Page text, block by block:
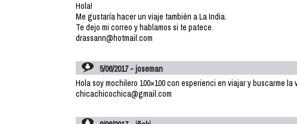
Hola!
Me gustaría hacer un viaje también a La India.
Te dejo mi correo y hablamos si te patece.
drassann@hotmail.com
5/06/2017 - joseman
Hola soy mochilero 100×100 con esperienci en viajar y buscarme
chicachicochica@gmail.com